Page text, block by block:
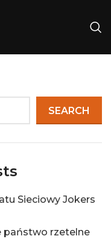
SEARCH
Sieciowy Jokers
państwo rzetelne